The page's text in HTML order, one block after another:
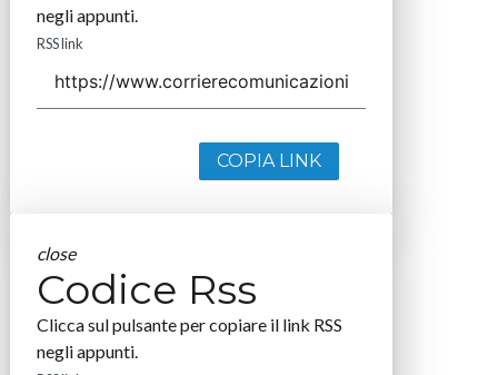
negli appunti.
RSS link
COPIA LINK
close
Codice Rss
Clicca sul pulsante per copiare il link RSS
negli appunti.